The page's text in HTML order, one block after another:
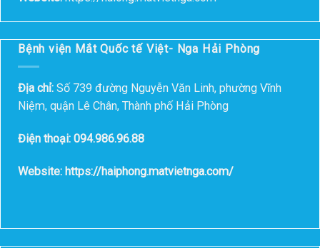
Bệnh viện Mắt Quốc tế Việt- Nga Hải Phòng
Địa chỉ: Số 739 đường Nguyễn Văn Linh, phường Vĩnh
Niệm, quận Lê Chân, Thành phố Hải Phòng
Điện thoại: 094.986.96.88
Website: https://haiphong.matvietnga.com/